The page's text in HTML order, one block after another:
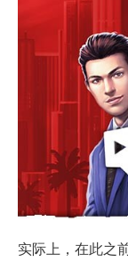
实际上，在此之